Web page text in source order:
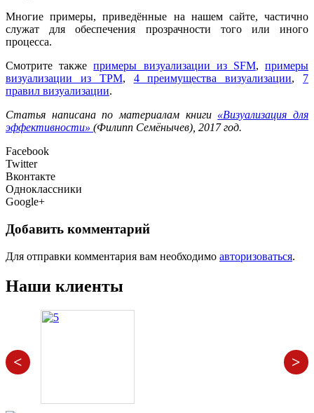
Многие примеры, приведённые на нашем сайте, частично
служат для обеспечения прозрачности того или иного
процесса.
Смотрите такжепримеры визуализации из SFM,примеры
визуализации из TPM, 4 преимущества визуализации, 7
правил визуализации.
Статья написана по материалам книги «Визуализация для
эффективности» (Филипп Семёнычев), 2017 год.
Facebook
Twitter
Вконтакте
Одноклассники
Google+
Добавить комментарий
Для отправки комментария вам необходимо авторизоваться.
Наши клиенты
< >